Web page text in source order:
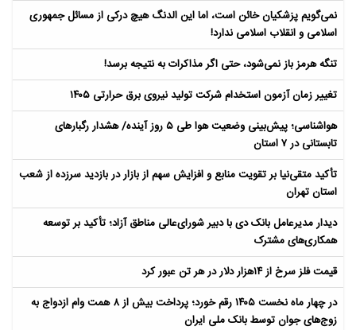
نمی‌گویم پزشکیان خائن است، اما این الدنگ هیچ درکی از مسائل جمهوری
اسلامی و انقلاب اسلامی ندارد!
تنگه هرمز باز نمی‌شود، حتی اگر مذاکرات به نتیجه برسد!
تغییر زمان آزمون استخدام شرکت تولید نیروی برق حرارتی ۱۴۰۵
هواشناسی؛ پیش‌بینی وضعیت هوا طی ۵ روز آینده/ هشدار رگبارهای
تابستانی در ۷ استان
تأکید متقی‌نیا بر تقویت منابع و افزایش سهم از بازار در بازدید سرزده از شعب
استان تهران
دیدار مدیرعامل بانک دی با دبیر شورای‌عالی مناطق آزاد؛ تأکید بر توسعه
همکاری‌های مشترک
قیمت فلز سرخ از ۱۴هزار دلار در هر تن عبور کرد
در چهار ماه نخست ۱۴۰۵ رقم خورد؛ پرداخت بیش از ۸ همت وام ازدواج به
زوج‌های جوان توسط بانک ملی ایران